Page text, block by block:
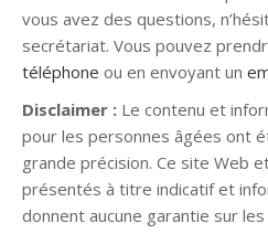
vous avez des questions,
secrétariat. Vous pouvez
téléphone ou en envoyant un
Disclaimer : Le contenu et
pour les personnes âgées ont
grande précision. Ce site Web
présentés à titre indicatif et
donnent aucune garantie sur